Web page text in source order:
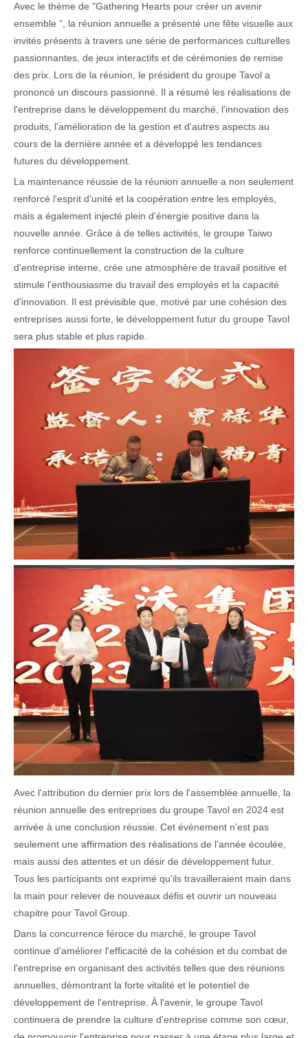
Avec le thème de "Gathering Hearts pour créer un avenir
ensemble ", la réunion annuelle a présenté une fête visuelle aux
invités présents à travers une série de performances culturelles
passionnantes, de jeux interactifs et de cérémonies de remise
des prix. Lors de la réunion, le président du groupe Tavol a
prononcé un discours passionné. Il a résumé les réalisations de
l'entreprise dans le développement du marché, l'innovation des
produits, l'amélioration de la gestion et d'autres aspects au
cours de la dernière année et a développé les tendances
futures du développement.
La maintenance réussie de la réunion annuelle a non seulement
renforcé l'esprit d'unité et la coopération entre les employés,
mais a également injecté plein d'énergie positive dans la
nouvelle année. Grâce à de telles activités, le groupe Taiwo
renforce continuellement la construction de la culture
d'entreprise interne, crée une atmosphère de travail positive et
stimule l'enthousiasme du travail des employés et la capacité
d'innovation. Il est prévisible que, motivé par une cohésion des
entreprises aussi forte, le développement futur du groupe Tavol
sera plus stable et plus rapide.
Avec l'attribution du dernier prix lors de l'assemblée annuelle, la
réunion annuelle des entreprises du groupe Tavol en 2024 est
arrivée à une conclusion réussie. Cet événement n'est pas
seulement une affirmation des réalisations de l'année écoulée,
mais aussi des attentes et un désir de développement futur.
Tous les participants ont exprimé qu'ils travailleraient main dans
la main pour relever de nouveaux défis et ouvrir un nouveau
chapitre pour Tavol Group.
Dans la concurrence féroce du marché, le groupe Tavol
continue d'améliorer l'efficacité de la cohésion et du combat de
l'entreprise en organisant des activités telles que des réunions
annuelles, démontrant la forte vitalité et le potentiel de
développement de l'entreprise. À l'avenir, le groupe Tavol
continuera de prendre la culture d'entreprise comme son cœur,